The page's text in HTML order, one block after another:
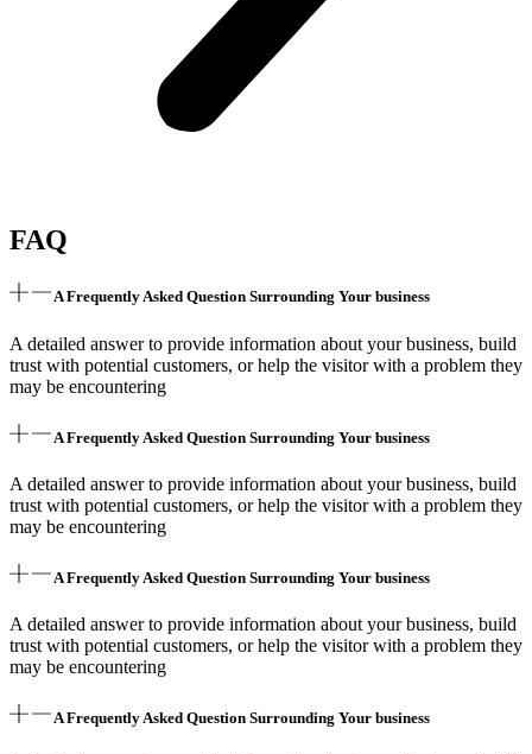
FAQ
A Frequently Asked Question Surrounding Your business
A detailed answer to provide information about your business, build
trust with potential customers, or help the visitor with a problem they
may be encountering
A Frequently Asked Question Surrounding Your business
A detailed answer to provide information about your business, build
trust with potential customers, or help the visitor with a problem they
may be encountering
A Frequently Asked Question Surrounding Your business
A detailed answer to provide information about your business, build
trust with potential customers, or help the visitor with a problem they
may be encountering
A Frequently Asked Question Surrounding Your business